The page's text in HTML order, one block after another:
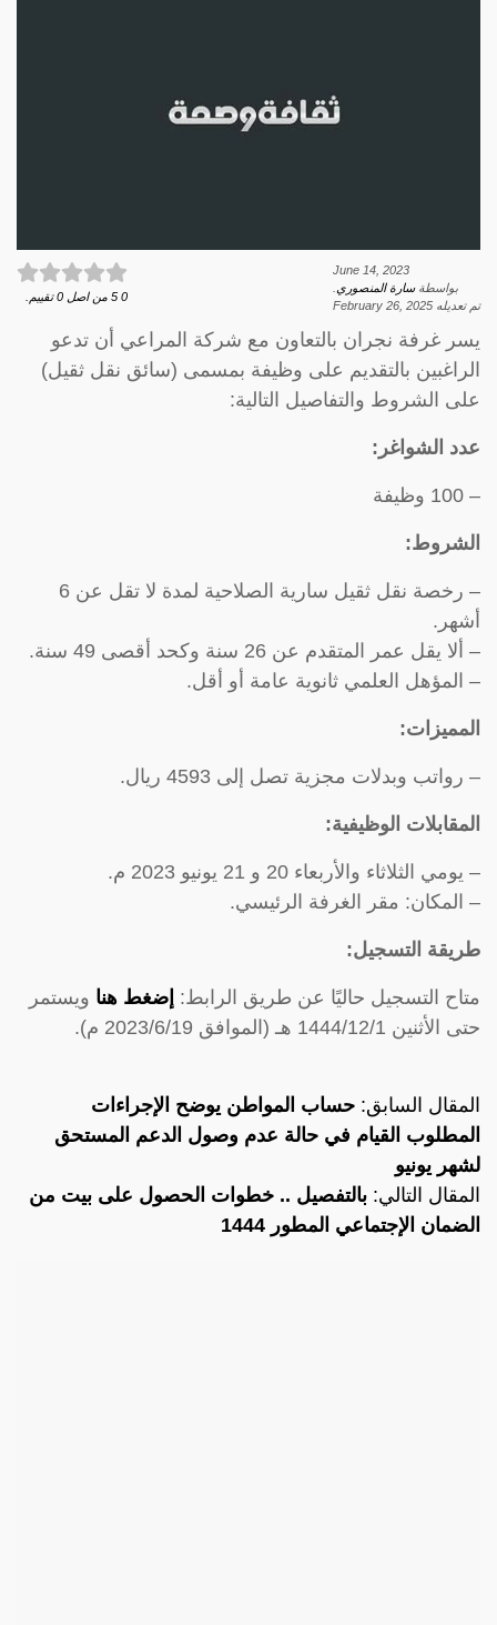
June 14, 2023
بواسطةسارة المنصوري
تم تعديله February 26, 2025
0
5 من اصل 0 تقييم.
يسر غرفة نجران بالتعاون مع شركة المراعي أن تدعو
الراغبين بالتقديم على وظيفة بمسمى (سائق نقل ثقيل)
على الشروط والتفاصيل التالية:
عدد الشواغر:
– 100 وظيفة
الشروط:
– رخصة نقل ثقيل سارية الصلاحية لمدة لا تقل عن 6
أشهر.
– ألا يقل عمر المتقدم عن 26 سنة وكحد أقصى 49 سنة.
– المؤهل العلمي ثانوية عامة أو أقل.
المميزات:
– رواتب وبدلات مجزية تصل إلى 4593 ريال.
المقابلات الوظيفية:
– يومي الثلاثاء والأربعاء 20 و 21 يونيو 2023 م.
– المكان: مقر الغرفة الرئيسي.
طريقة التسجيل:
متاح التسجيل حاليًا عن طريق الرابط: إضغط هنا ويستمر
حتى الأثنين 1444/12/1 هـ (الموافق 2023/6/19 م).
المقال السابق: حساب المواطن يوضح الإجراءات
المطلوب القيام في حالة عدم وصول الدعم المستحق
لشهر يونيو
المقال التالي: بالتفصيل .. خطوات الحصول على بيت من
الضمان الإجتماعي المطور 1444